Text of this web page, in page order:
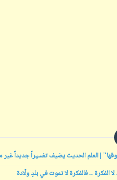
| العلم الحديث يضيف تفسيراً جديداً غير
الفكرة .. فالفكرة لا تموت في بلدٍ ولّادة